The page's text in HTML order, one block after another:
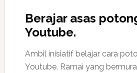
Berajar asas
Youtube.
Ambil inisiatif belajar cara
Youtube. Ramai yang